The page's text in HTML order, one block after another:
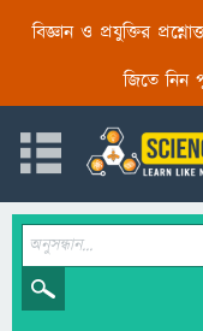
বিজ্ঞান ও প্রযুক্তির
জিতে নিন